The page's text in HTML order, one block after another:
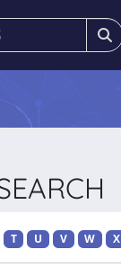
T U V W X